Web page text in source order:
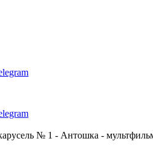
№ 1 - Антошка -